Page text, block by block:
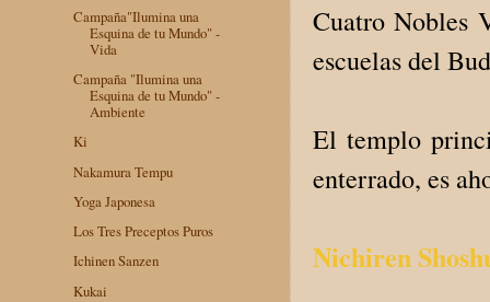
Cuatro Nobles
escuelas del
El templo
enterrado, es
Nichiren
Campaña"Ilumina una
Esquina de tu Mundo" -
Vida
Campaña "Ilumina una
Esquina de tu Mundo" -
Ambiente
Ki
Nakamura Tempu
Yoga Japonesa
Los Tres Preceptos Puros
Ichinen Sanzen
Kukai